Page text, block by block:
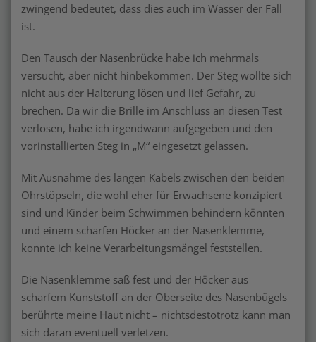
zwingend bedeutet, dass dies auch im Wasser der Fall
ist.
Den Tausch der Nasenbrücke habe ich mehrmals
versucht, aber nicht hinbekommen. Der Steg wollte sich
nicht aus der Halterung lösen und lief Gefahr, zu
brechen. Da wir die Brille im Anschluss an diesen Test
verlosen, habe ich irgendwann aufgegeben und den
vorinstallierten Steg in „M“ eingesetzt gelassen.
Mit Ausnahme des langen Kabels zwischen den beiden
Ohrstöpseln, die wohl eher für Erwachsene konzipiert
sind und Kinder beim Schwimmen behindern könnten
und einem scharfen Höcker an der Nasenklemme,
konnte ich keine Verarbeitungsmängel feststellen.
Die Nasenklemme saß fest und der Höcker aus
scharfem Kunststoff an der Oberseite des Nasenbügels
berührte meine Haut nicht – nichtsdestotrotz kann man
sich daran eventuell verletzen.